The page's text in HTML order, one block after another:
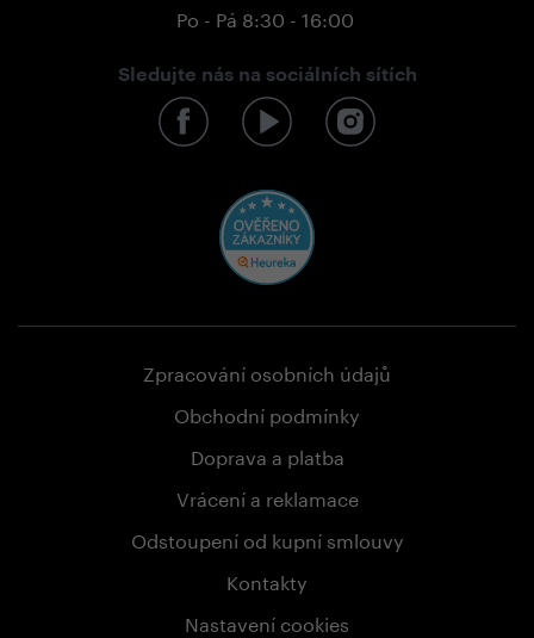
Po - Pá 8:30 - 16:00
Sledujte nás na sociálních sítích
Zpracování osobních údajů
Obchodní podmínky
Doprava a platba
Vrácení a reklamace
Odstoupení od kupní smlouvy
Kontakty
Nastavení cookies